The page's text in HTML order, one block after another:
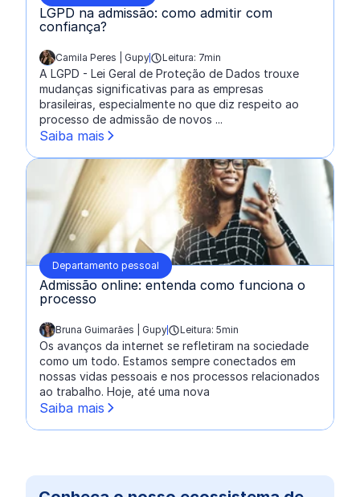
LGPD na admissão: como admitir com
confiança?
escrito por:
Camila Peres | Gupy Leitura: 7min
A LGPD - Lei Geral de Proteção de Dados trouxe
mudanças significativas para as empresas
brasileiras, especialmente no que diz respeito ao
processo de admissão de novos ...
Saiba mais
Departamento pessoal
Admissão online: entenda como funciona o
processo
escrito por:
Bruna Guimarães | Gupy Leitura: 5min
Os avanços da internet se refletiram na sociedade
como um todo. Estamos sempre conectados em
nossas vidas pessoais e nos processos relacionados
ao trabalho. Hoje, até uma nova
Saiba mais